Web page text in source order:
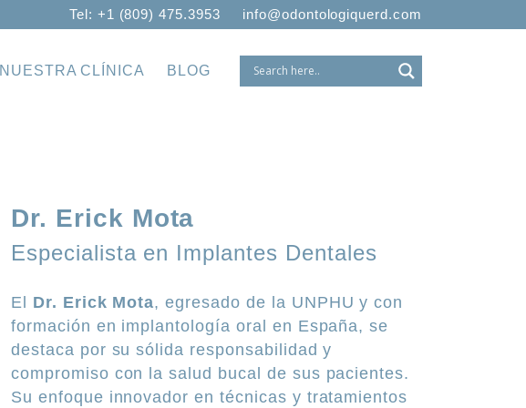
Tel: +1 (809) 475.3953 info@odontologiquerd.com
NUESTRA CLÍNICA BLOG
Dr. Erick Mota
Especialista en Implantes Dentales
El Dr. Erick Mota, egresado de la UNPHU y con
formación en implantología oral en España, se
destaca por su sólida responsabilidad y
compromiso con la salud bucal de sus pacientes.
Su enfoque innovador en técnicas y tratamientos